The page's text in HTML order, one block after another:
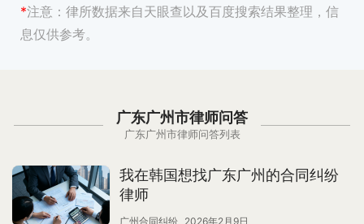
*注意： 律所数据来自天眼查以及百度搜索结果整理，信
息仅供参考。
广东广州市律师问答
广东广州市律师问答列表
我在韩国想找广东广州的合同纠纷
律师
广州合同纠纷 2026年2月9日